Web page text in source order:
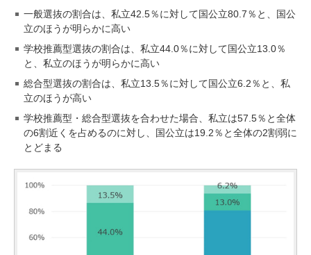
一般選抜の割合は、私立42.5％に対して国公立80.7％と、国公
立のほうが明らかに高い
学校推薦型選抜の割合は、私立44.0％に対して国公立13.0％
と、私立のほうが明らかに高い
総合型選抜の割合は、私立13.5％に対して国公立6.2％と、私
立のほうが高い
学校推薦型・総合型選抜を合わせた場合、私立は57.5％と全体
の6割近くを占めるのに対し、国公立は19.2％と全体の2割弱に
とどまる